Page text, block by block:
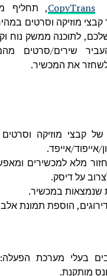
CopyTrans
לתוכנה ממשק נוח
שירים/סרטים
את המכשיר.
קבצי מוזיקה
אייפוד/אייפד.
מלא למכשירים
על דיסק.